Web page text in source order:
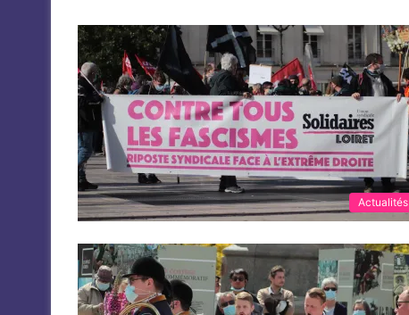
Actualités